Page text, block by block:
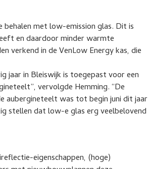
met low-emission glas. Dit is
en daardoor minder warmte
verkend in de VenLow Energy kas, die
jaar in Bleiswijk is toegepast voor een
vervolgde Hemming. “De
aubergineteelt was tot begin juni dit jaar
stellen dat low-e glas erg veelbelovend
eigenschappen, (hoge)